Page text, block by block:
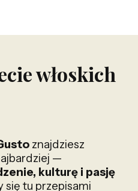
włoskich
znajdziesz
—
kulturę i pasję
się tu przepisami